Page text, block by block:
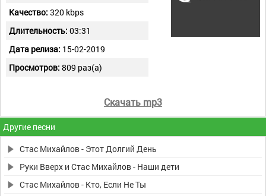
Качество: 320 kbps
Длительность: 03:31
Дата релиза: 15-02-2019
Просмотров: 809 раз(а)
Скачать mp3
Другие песни
Стас Михайлов - Этот Долгий День
Руки Вверх и Стас Михайлов - Наши дети
Стас Михайлов - Кто, Если Не Ты